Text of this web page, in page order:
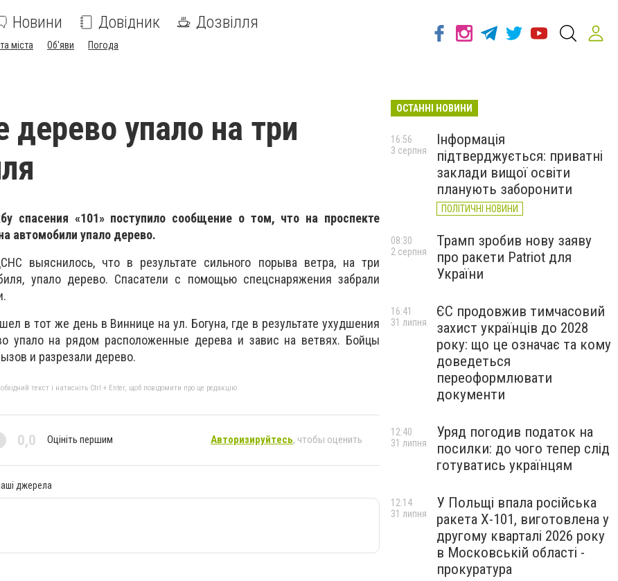
Новини Довідник Дозвілля
міста Об'яви Погода
дерево упало на три
спасения «101» поступило сообщение о том, что на проспекте
автомобили упало дерево.
выяснилось, что в результате сильного порыва ветра, на три
упало дерево. Спасатели с помощью спецснаряжения забрали
в тот же день в Виннице на ул. Богуна, где в результате ухудшения
упало на рядом расположенные дерева и завис на ветвях. Бойцы
и разрезали дерево.
текст і натисніть Ctrl + Enter, щоб повідомити про це редакцію
0,0 Оцініть першим Авторизируйтесь, чтобы оценить
джерела
ОСТАННІ НОВИНИ
Інформація
підтверджується: приватні
заклади вищої освіти
планують заборонити
ПОЛІТИЧНІ НОВИНИ
16:56
3 серпня
Трамп зробив нову заяву
про ракети Patriot для
України
08:30
2 серпня
ЄС продовжив тимчасовий
захист українців до 2028
року: що це означає та кому
доведеться
переоформлювати
документи
16:41
31 липня
Уряд погодив податок на
посилки: до чого тепер слід
готуватись українцям
12:40
31 липня
У Польщі впала російська
ракета X-101, виготовлена у
другому кварталі 2026 року
в Московській області -
прокуратура
12:14
31 липня